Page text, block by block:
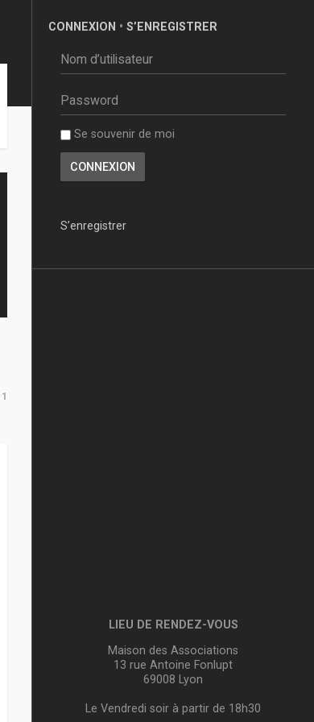
1
CONNEXION • S’ENREGISTRER
Se souvenir de moi
S’enregistrer
LIEU DE RENDEZ-VOUS
Maison des Associations
13 rue Antoine Fonlupt
69008 Lyon
Le Vendredi soir à partir de 18h30